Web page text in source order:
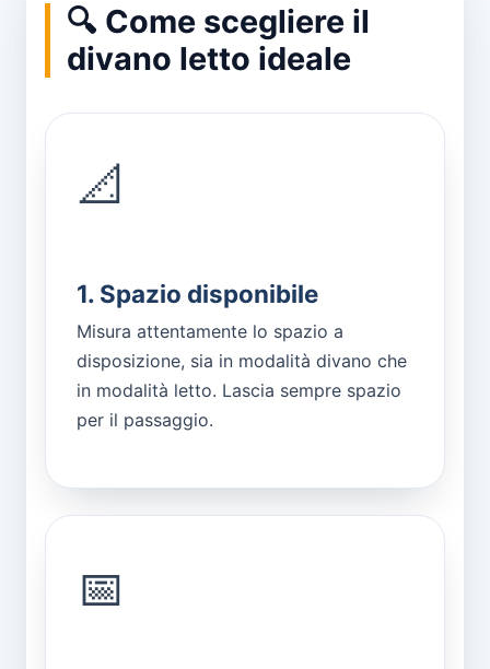
🔍 Come scegliere il
divano letto ideale
📐
1. Spazio disponibile
Misura attentamente lo spazio a
disposizione, sia in modalità divano che
in modalità letto. Lascia sempre spazio
per il passaggio.
📅